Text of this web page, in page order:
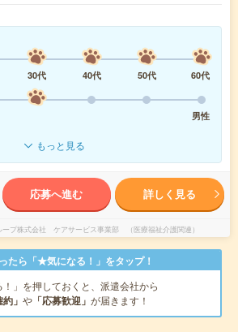
30代 40代 50代
60代
男性
もっと見る
応募へ進む 詳しく見る
ープ株式会社 ケアサービス事業部 （医療福祉介護関連）
たら「★気になる！」をタップ！
！」を押しておくと、派遣会社から
」 や 「応募歓迎」 が届きます！